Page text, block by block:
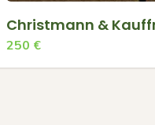
Christmann &
250 €